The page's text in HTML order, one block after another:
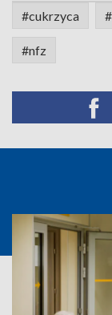
#cukrzyca
#nfz